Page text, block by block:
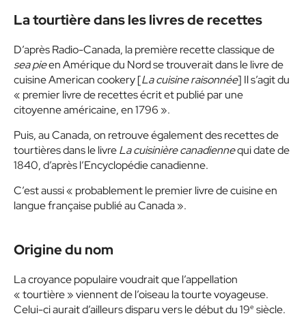
La tourtière dans les livres de recettes
D’après Radio-Canada, la première recette classique de
sea pieen Amérique du Nord se trouverait dans le livre de
cuisine American cookery [La cuisine raisonnée] Il s’agit du
« premier livre de recettes écrit et publié par une
citoyenne américaine, en 1796 ».
Puis, au Canada, on retrouve également des recettes de
tourtières dans le livreLa cuisinière canadiennequi date de
1840, d’après l’Encyclopédie canadienne.
C’est aussi « probablement le premier livre de cuisine en
langue française publié au Canada ».
Origine du nom
La croyance populaire voudrait que l’appellation
« tourtière » viennent de l’oiseau la tourte voyageuse.
Celui-ci aurait d’ailleurs disparu vers le début du 19e siècle.